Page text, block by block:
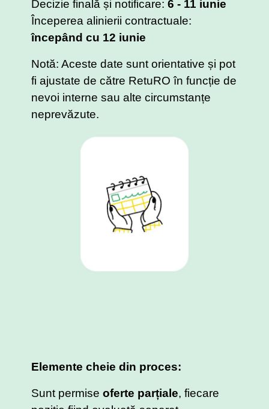
Decizie finală și notificare: 6 - 11 iunie
Începerea alinierii contractuale:
începând cu 12 iunie
Notă: Aceste date sunt orientative și pot
fi ajustate de către RetuRO în funcție de
nevoi interne sau alte circumstanțe
neprevăzute.
Elemente cheie din proces:
Sunt permise oferte parțiale, fiecare